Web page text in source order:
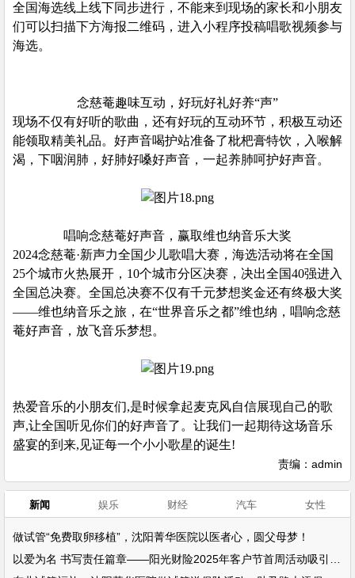
全国海选线上线下同步进行，不能来到现场的家长和小朋友
们可以扫描下方海报二维码，进入小程序投稿唱歌视频参与
海选。
念慈菴趣味互动，好玩好礼好养“声”
现场不仅有好听的歌曲，还有好玩的互动环节，积极互动还
能领取精美礼品。好声音喝护站准备了枇杷膏特饮，入喉解
渴，下咽润肺，好肺好嗓好声音，一起养肺呵护好声音。
唱响念慈菴好声音，赢取维也纳音乐大奖
2024念慈菴·新声力全国少儿歌唱大赛，海选活动将在全国
25个城市火热展开，10个城市分区决赛，决出全国40强进入
全国总决赛。全国总决赛不仅有千元梦想奖金还有终极大奖
——维也纳音乐之旅，在“世界音乐之都”维也纳，唱响念慈
菴好声音，放飞音乐梦想。
热爱音乐的小朋友们,是时候拿起麦克风自信展现自己的歌
声,让全国听见你们的好声音了。让我们一起期待这场音乐
盛宴的到来,见证每一个小小歌星的诞生!
责编：admin
新闻 娱乐 财经 汽车 女性
做试管“免费取卵移植”，沈阳菁华医院以医者心，圆父母梦！